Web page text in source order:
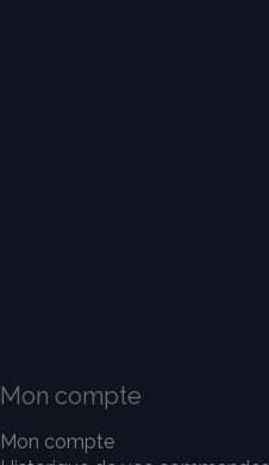
Mon compte
Mon compte